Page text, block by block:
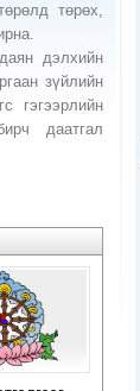
төрөх,
дэлхийн
зүйлийн
гэгээрлийн
даатгал